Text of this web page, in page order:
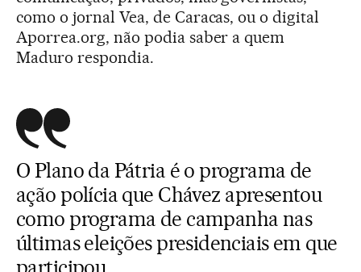
como o jornal Vea, de Caracas, ou o digital
Aporrea.org, não podia saber a quem
Maduro respondia.
O Plano da Pátria é o programa de
ação polícia que Chávez apresentou
como programa de campanha nas
últimas eleições presidenciais em que